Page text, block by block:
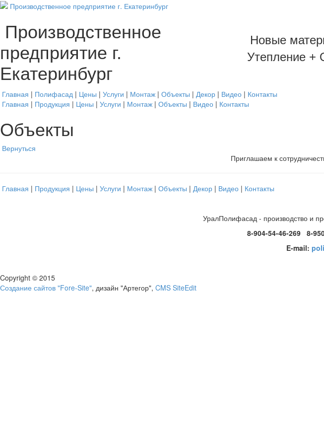
Производственное
предприятие г.
Екатеринбург
Новые
Утепление +
Главная | Полифасад | Цены | Услуги | Монтаж | Объекты | Декор | Видео | Контакты
Главная | Продукция | Цены | Услуги | Монтаж | Объекты | Видео | Контакты
Объекты
Вернуться
Приглашаем к
Главная | Продукция | Цены | Услуги | Монтаж | Объекты | Декор | Видео | Контакты
УралПолифасад - производство и
8-904-54-46-269 8-
E-mail:
Copyright © 2015
Создание сайтов "Fore-Site", дизайн "Артегор", CMS SiteEdit